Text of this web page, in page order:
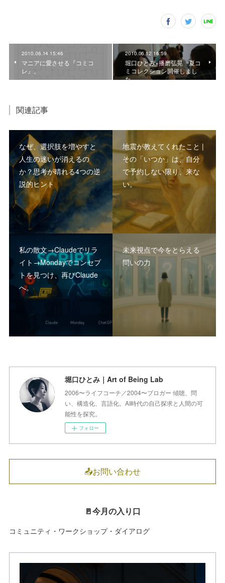
2010.06.14 15:46
マニアに愛させる『コミコ
レ』。
2010.06.12 16:59
堀口ひとみ×播磨弘晃 夏コ
ミコレクション開催しまし
た。
関連記事
なぜ、選択肢を増やすと
人生の迷いが消えるの
か？思考が晴れる4つの逆
説的ヒント
地震が教えてくれたこと |
その「いつか」は、自分
で予約しない限り、来な
い。
私の散文→Claudeでリラ
イト→Mondayでコンセプ
トを見つけ、再びClaude
へ。
未来視点で今をとらえる
問いの力
堀口ひとみ｜Art of Being Lab
2006〜ライフコーチ／2004〜ブロガー 傾聴、問
い、構造化、言語化。AI時代の自己探求と人間の可
能性を探究。
フォロー
📤お問い合わせ
🚪今月の入り口
コミュニティ・ワークショップ・ダイアログ